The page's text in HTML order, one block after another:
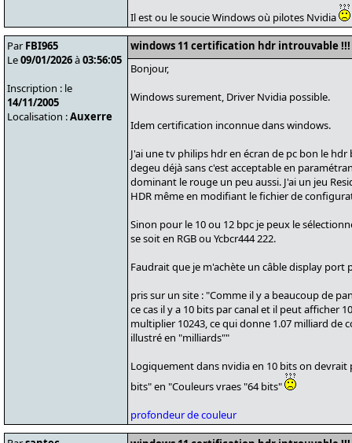
Il est ou le soucie Windows où pilotes Nvidia
Par FBI965
Le09/01/2026à03:56:05
Inscription : le
14/11/2005
Localisation :Auxerre
windows 11 certification hdr introuvable !!!
Bonjour,
Windows surement, Driver Nvidia possible.
Idem certification inconnue dans windows.
J'ai une tv philips hdr en écran de pc bon le hdr
degeu déjà sans c'est acceptable en
dominant le rouge un peu aussi. J'ai un jeu
HDR même en modifiant le fichier de
Sinon pour le 10 ou 12 bpc je peux le
se soit en RGB ou Ycbcr444 222.
Faudrait que je m'achète un câble display port
pris sur un site : "Comme il y a beaucoup de
ce cas il y a 10 bits par canal et il peut afficher
multiplier 10243, ce qui donne 1.07 milliard de
illustré en "milliards""
Logiquement dans nvidia en 10 bits on
bits" en "Couleurs vraes "64 bits"
profondeur de couleur